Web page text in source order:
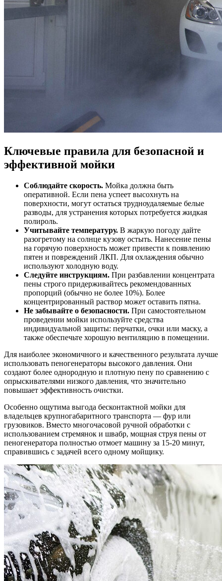
Ключевые правила для безопасной и
эффективной мойки
Соблюдайте скорость. Мойка должна быть
оперативной. Если пена успеет высохнуть на
поверхности, могут остаться трудноудаляемые белые
разводы, для устранения которых потребуется жидкая
полироль.
Учитывайте температуру. В жаркую погоду дайте
разогретому на солнце кузову остыть. Нанесение пены
на горячую поверхность может привести к появлению
пятен и повреждений ЛКП. Для охлаждения обычно
используют холодную воду.
Следуйте инструкциям. При разбавлении концентрата
пены строго придерживайтесь рекомендованных
пропорций (обычно не более 10%). Более
концентрированный раствор может оставить пятна.
Не забывайте о безопасности. При самостоятельном
проведении мойки используйте средства
индивидуальной защиты: перчатки, очки или маску, а
также обеспечьте хорошую вентиляцию в помещении.
Для наиболее экономичного и качественного результата лучше
использовать пеногенераторы высокого давления. Они
создают более однородную и плотную пену по сравнению с
опрыскивателями низкого давления, что значительно
повышает эффективность очистки.
Особенно ощутима выгода бесконтактной мойки для
владельцев крупногабаритного транспорта — фур или
грузовиков. Вместо многочасовой ручной обработки с
использованием стремянок и швабр, мощная струя пены от
пеногенератора полностью отмоет машину за 15-20 минут,
справившись с задачей всего одному мойщику.